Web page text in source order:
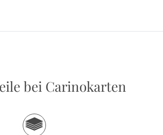
bei Carinokarten
g